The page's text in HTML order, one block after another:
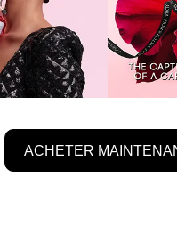
ACHETER